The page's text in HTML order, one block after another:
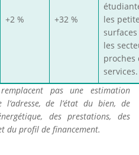
+2 % +32 %
les
les
proches
services.
pas une estimation
de l’état du bien, de
des prestations, des
du profil de financement.